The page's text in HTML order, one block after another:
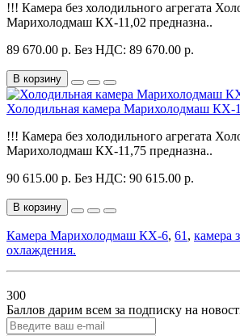
!!! Камера без холодильного агрегата
Марихолодмаш КХ-11,02 предназна..
89 670.00 р. Без НДС: 89 670.00 р.
В корзину
Холодильная камера Марихолодмаш КХ-
!!! Камера без холодильного агрегата
Марихолодмаш КХ-11,75 предназна..
90 615.00 р. Без НДС: 90 615.00 р.
В корзину
Камера Марихолодмаш КХ-6, 61 , камера
охлаждения.
300
Баллов дарим всем за подписку на